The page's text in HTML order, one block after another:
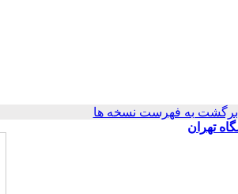
برگشت به فهرست نسخه ها